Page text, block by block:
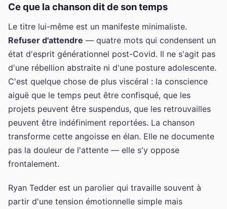
Ce que la chanson dit de son temps
Le titre lui-même est un manifeste minimaliste.
Refuser d'attendre — quatre mots qui condensent un
état d'esprit générationnel post-Covid. Il ne s'agit pas
d'une rébellion abstraite ni d'une posture adolescente.
C'est quelque chose de plus viscéral : la conscience
aiguë que le temps peut être confisqué, que les
projets peuvent être suspendus, que les retrouvailles
peuvent être indéfiniment reportées. La chanson
transforme cette angoisse en élan. Elle ne documente
pas la douleur de l'attente — elle s'y oppose
frontalement.
Ryan Tedder est un parolier qui travaille souvent à
partir d'une tension émotionnelle simple mais